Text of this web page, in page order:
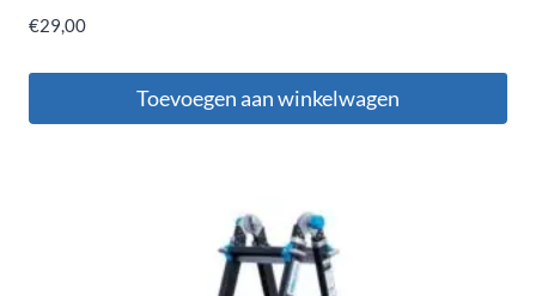
€29,00
Toevoegen aan winkelwagen